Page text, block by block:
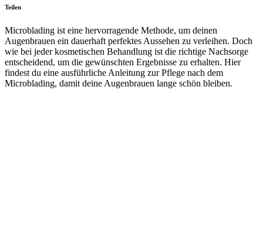
Teilen
Microblading ist eine hervorragende Methode, um deinen
Augenbrauen ein dauerhaft perfektes Aussehen zu verleihen. Doch
wie bei jeder kosmetischen Behandlung ist die richtige Nachsorge
entscheidend, um die gewünschten Ergebnisse zu erhalten. Hier
findest du eine ausführliche Anleitung zur Pflege nach dem
Microblading, damit deine Augenbrauen lange schön bleiben.